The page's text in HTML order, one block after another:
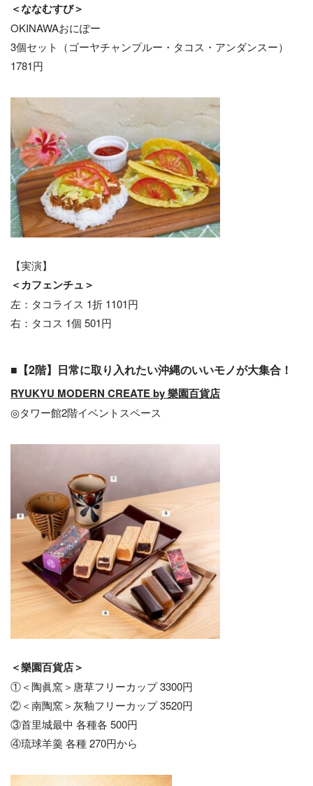
＜ななむすび＞
OKINAWAおにぽー
3個セット（ゴーヤチャンプルー・タコス・アンダンスー）
1781円
【実演】
＜カフェンチュ＞
左：タコライス 1折 1101円
右：タコス 1個 501円
■【2階】日常に取り入れたい沖縄のいいモノが大集合！
RYUKYU MODERN CREATE by 樂園百貨店
◎タワー館2階イベントスペース
＜樂園百貨店＞
①＜陶眞窯＞唐草フリーカップ 3300円
②＜南陶窯＞灰釉フリーカップ 3520円
③首里城最中 各種各 500円
④琉球羊羹 各種 270円から